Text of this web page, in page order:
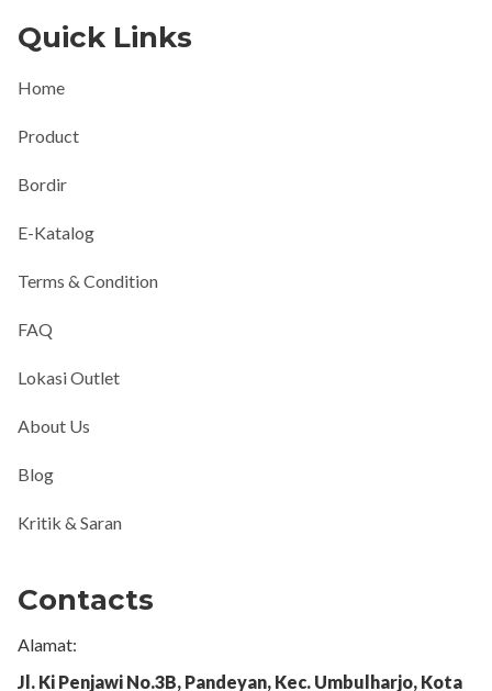
Quick Links
Home
Product
Bordir
E-Katalog
Terms & Condition
FAQ
Lokasi Outlet
About Us
Blog
Kritik & Saran
Contacts
Alamat:
Jl. Ki Penjawi No.3B, Pandeyan, Kec. Umbulharjo, Kota